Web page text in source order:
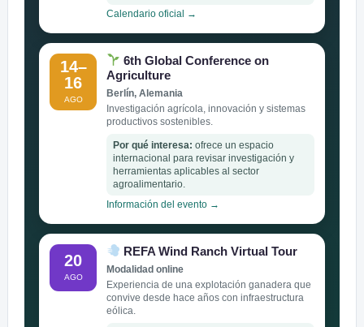
Calendario oficial →
14–
16
AGO
6th Global Conference on
Agriculture
Berlín, Alemania
Investigación agrícola, innovación y sistemas
productivos sostenibles.
Por qué interesa: ofrece un espacio
internacional para revisar investigación y
herramientas aplicables al sector
agroalimentario.
Información del evento →
20
AGO
REFA Wind Ranch Virtual Tour
Modalidad online
Experiencia de una explotación ganadera que
convive desde hace años con infraestructura
eólica.